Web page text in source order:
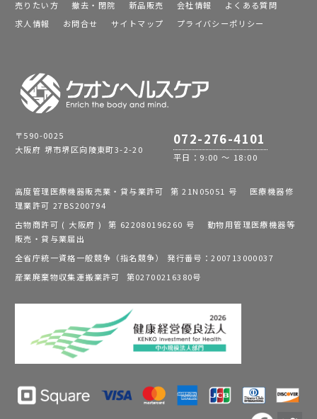
売りたい方 撤去・閉院 新品販売 会社情報
よくある質問
求人情報
お問合せ サイトマップ プライバシーポリシー
〒590-0025
大阪府 堺市堺区向陵東町3-2-20
072-276-4101
平日：9:00 ～ 18:00
高度管理医療機器販売業・貸与業許可 第 21N05051 号 医療機器修
理業許可 27BS200794
古物商許可 ( 大阪府 ) 第 622080196260 号 動物用管理医療機器等
販売・貸与業届出
全省庁統一資格一般競争（指名競争） 発行番号：200713000037
産業廃棄物収集運搬業許可 第02700216380号